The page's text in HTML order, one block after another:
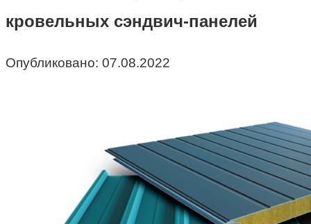
кровельных сэндвич-панелей
Опубликовано: 07.08.2022